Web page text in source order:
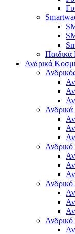
Παιδικά
Ανδρικά
Ανδρικά
Ανδρικό
Ανδρικό